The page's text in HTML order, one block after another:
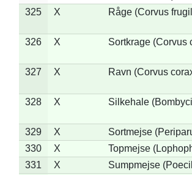
325
X Råge (Corvus
326 X Sortkrage (Corvus
327 X Ravn (Corvus
328 X Silkehale
329 X
Sortmejse
330
X
Topmejse
331
X
Sumpmejse